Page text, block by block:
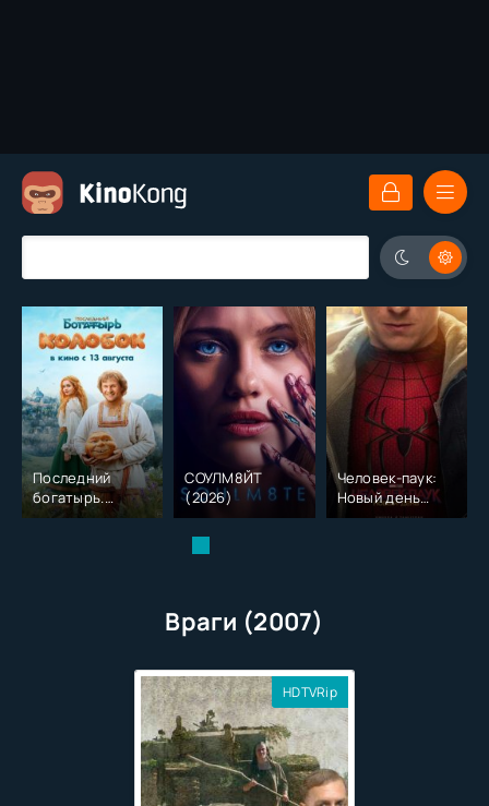
Последний
богатырь.
Колобок (2026)
СОУЛМ8ЙТ
(2026)
Человек-паук:
Новый день
(2026)
Враги (2007)
HDTVRip